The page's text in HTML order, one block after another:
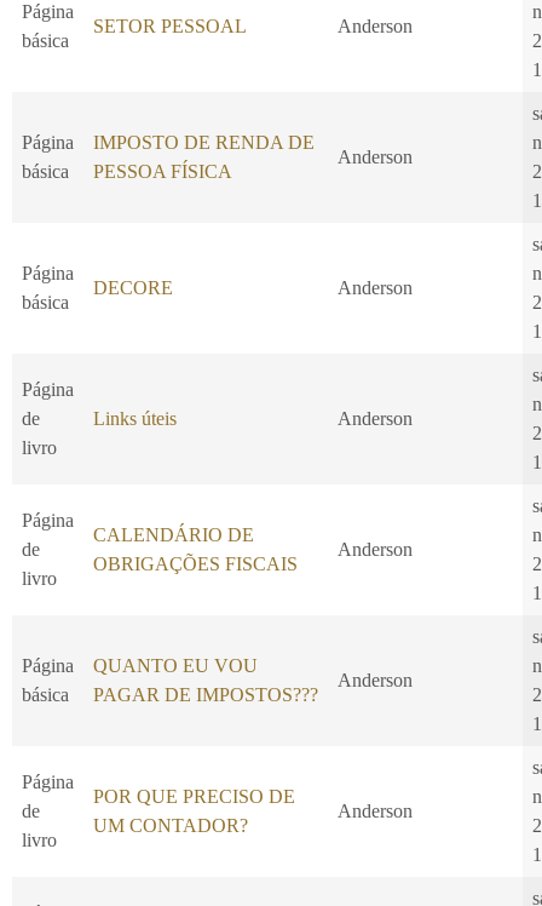
Página
básica
SETOR PESSOAL Anderson
Página
básica
IMPOSTO DE RENDA DE
PESSOA FÍSICA
Anderson
Página
básica
DECORE Anderson
Página
de
livro
Links úteis Anderson
Página
de
livro
CALENDÁRIO DE
OBRIGAÇÕES FISCAIS
Anderson
Página
básica
QUANTO EU VOU
PAGAR DE IMPOSTOS???
Anderson
Página
de
livro
POR QUE PRECISO DE
UM CONTADOR?
Anderson